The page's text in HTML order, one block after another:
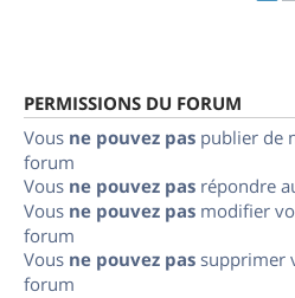
PERMISSIONS DU FORUM
Vous ne pouvez pas publier de
forum
Vous ne pouvez pas répondre
Vous ne pouvez pas modifier
forum
Vous ne pouvez pas supprimer
forum